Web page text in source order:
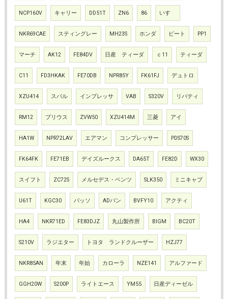
NCP160V キャリー DD51T ZN6 86 いすゞ
NKR69CAE スティングレー MH23S ホンダ ビート PP1
マーチ AK12 FE84DV 日産 ティーダ ｃ11 ティーダ
C11 FD3HKAK FE70DB NPR85Y FK61FJ デュトロ
XZU414 スバル インプレッサ VAB S320V リバティ
RM12 プリウス ZVW50 XZU414M 三菱 アイ
HA1W NPR72LAV エアマン コンプレッサー PDS70S
FK64FK FE71EB デイズルークス DA65T FE82D WX30
スイフト ZC72S メルセデス・ベンツ SLK350 ミニキャブ
U61T KGC30 パッソ ADバン BVFY10 アクティ
HA4 NKR71ED FE83DJZ 丸山製作所 BIGM BC20T
S210V ラジエター トヨタ ランドクルーザー HZJ77
NKR85AN 年末 年始 カローラ NZE141 アルファード
GGH20W S200P ライトエース YM55 日産ディーゼル